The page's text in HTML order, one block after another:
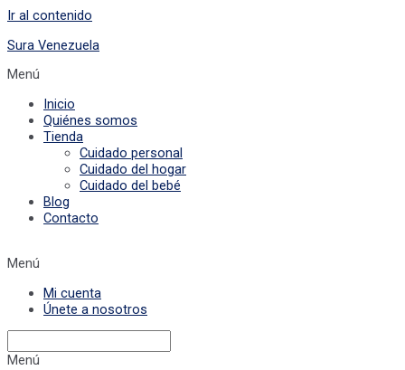
Ir al contenido
Sura Venezuela
Menú
Inicio
Quiénes somos
Tienda
Cuidado personal
Cuidado del hogar
Cuidado del bebé
Blog
Contacto
Menú
Mi cuenta
Únete a nosotros
Menú